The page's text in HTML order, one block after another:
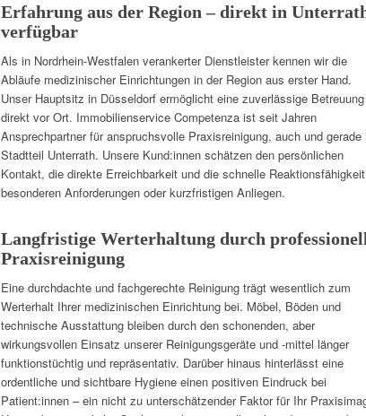
Erfahrung aus der Region – direkt in
verfügbar
Als in Nordrhein-Westfalen verankerter Dienstleister kennen wir die
Abläufe medizinischer Einrichtungen in der Region aus erster Hand.
Unser Hauptsitz in Düsseldorf ermöglicht eine zuverlässige Betreuung
direkt vor Ort. Immobilienservice Competenza ist seit Jahren
Ansprechpartner für anspruchsvolle Praxisreinigung, auch und gerade
Stadtteil Unterrath. Unsere Kund:innen schätzen den persönlichen
Kontakt, die direkte Erreichbarkeit und die schnelle
besonderen Anforderungen oder kurzfristigen Anliegen.
Langfristige Werterhaltung durch
Praxisreinigung
Eine durchdachte und fachgerechte Reinigung trägt wesentlich zum
Werterhalt Ihrer medizinischen Einrichtung bei. Möbel, Böden und
technische Ausstattung bleiben durch den schonenden, aber
wirkungsvollen Einsatz unserer Reinigungsgeräte und -mittel länger
funktionstüchtig und repräsentativ. Darüber hinaus hinterlässt eine
ordentliche und sichtbare Hygiene einen positiven Eindruck bei
Patient:innen – ein nicht zu unterschätzender Faktor für Ihr